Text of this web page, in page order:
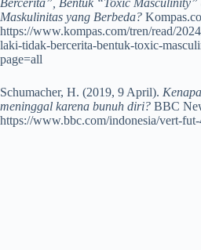
Bercerita”, Bentuk “Toxic
Maskulinitas yang Berbeda?
https://www.kompas.com/tren/read/
laki-tidak-bercerita-bentuk-toxic-
page=all
Schumacher, H. (2019, 9 April).
meninggal karena bunuh diri? BBC
https://www.bbc.com/indonesia/vert-fut-